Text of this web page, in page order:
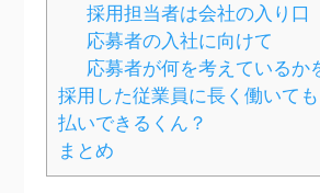
採用担当者は会社の入り口
応募者の入社に向けて
応募者が何を考えているか
採用した従業員に長く働いて
払いできるくん？
まとめ